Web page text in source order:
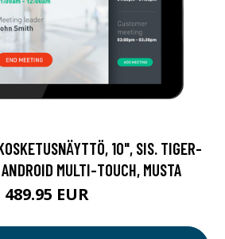
10", SIS. TIGER-
MULTI-TOUCH, MUSTA
489.95 EUR